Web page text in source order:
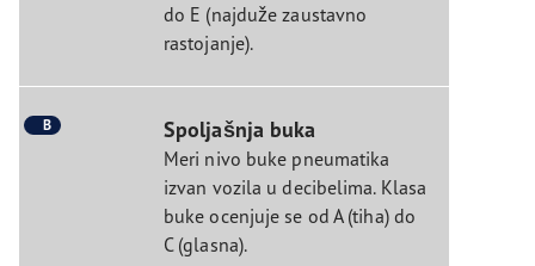
do E (najduže zaustavno
rastojanje).
B Spoljašnja buka
Meri nivo buke pneumatika
izvan vozila u decibelima. Klasa
buke ocenjuje se od A (tiha) do
C (glasna).